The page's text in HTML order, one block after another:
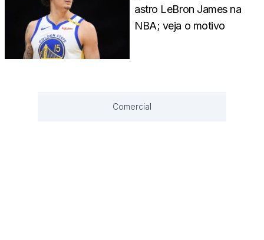
astro LeBron James na
NBA; veja o motivo
Comercial